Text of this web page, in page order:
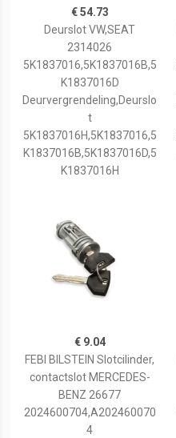
€ 54.73
Deurslot VW,SEAT
2314026
5K1837016,5K1837016B,5
K1837016D
Deurvergrendeling,Deurslo
t
5K1837016H,5K1837016,5
K1837016B,5K1837016D,5
K1837016H
€ 9.04
FEBI BILSTEIN Slotcilinder,
contactslot MERCEDES-
BENZ 26677
2024600704,A202460070
4